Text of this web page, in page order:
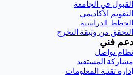
القبول في الجامعة
التقويم الأكاديمي
الخطط الدراسية
التحقق من وثيقة التخرج
دعم فني
نظام تواصل
مشاركة المستفيد
إدارة تقنية المعلومات